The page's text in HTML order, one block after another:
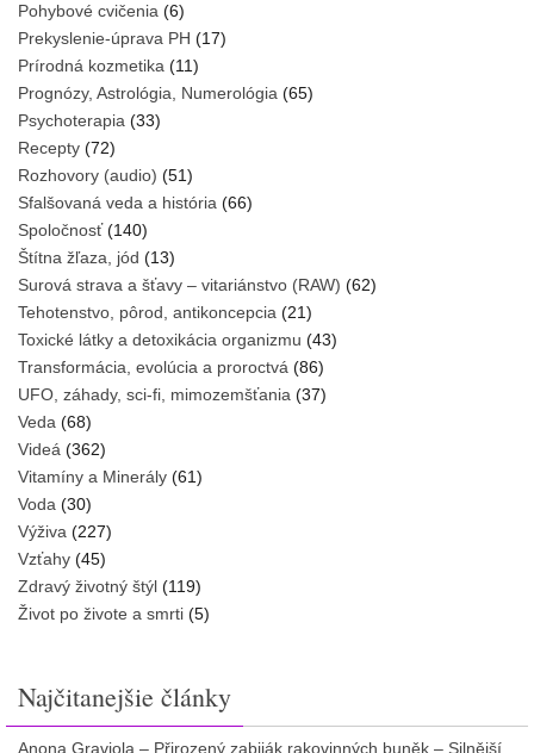
Pohybové cvičenia (6)
Prekyslenie-úprava PH (17)
Prírodná kozmetika (11)
Prognózy, Astrológia, Numerológia (65)
Psychoterapia (33)
Recepty (72)
Rozhovory (audio) (51)
Sfalšovaná veda a história (66)
Spoločnosť(140)
Štítna žľaza, jód (13)
Surová strava a šťavy – vitariánstvo (RAW) (62)
Tehotenstvo, pôrod, antikoncepcia (21)
Toxické látky a detoxikácia organizmu (43)
Transformácia, evolúcia a proroctvá (86)
UFO, záhady, sci-fi, mimozemšťania (37)
Veda (68)
Videá (362)
Vitamíny a Minerály (61)
Voda (30)
Výživa (227)
Vzťahy (45)
Zdravý životný štýl (119)
Život po živote a smrti (5)
Najčitanejšie články
Anona Graviola – Přirozený zabiják rakovinných buněk – Silnější